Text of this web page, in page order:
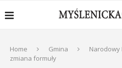
Home Gmina
Narodowy
zmiana formuły